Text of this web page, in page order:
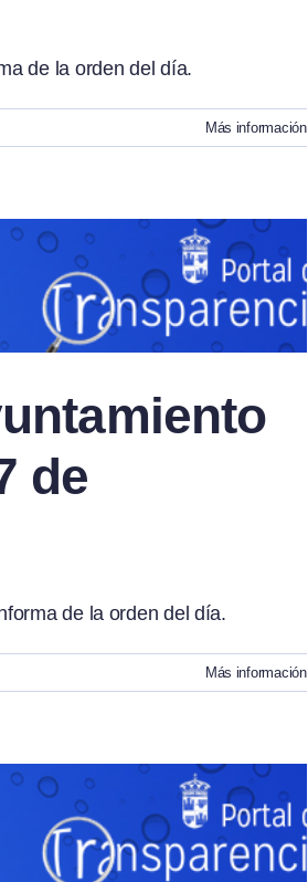
de la orden del día.
Más información
de
de la orden del día.
Más información